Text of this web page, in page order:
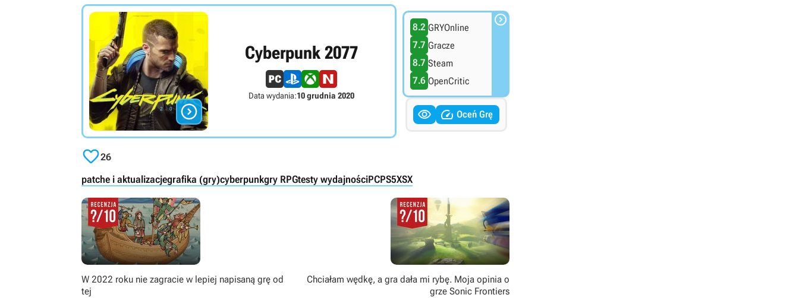

Cyberpunk 2077
Data wydania:10 grudnia 2020
8.2 GRYOnline
7.7 Gracze
8.7 Steam
7.6 OpenCritic

  Oceń Grę
26
patche i aktualizacjegrafika (gry)cyberpunkgry RPGtesty wydajnościPCPS5XSX
W 2022 roku nie zagracie w lepiej napisaną grę od
tej
Chciałam wędkę, a gra dała mi rybę. Moja opinia o
grze Sonic Frontiers